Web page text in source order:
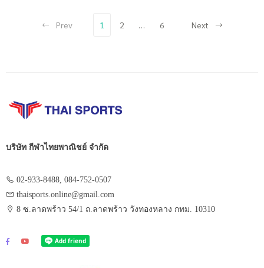
Prev 1 2 … 6 Next
บริษัท กีฬาไทยพาณิชย์ จำกัด
02-933-8488, 084-752-0507
thaisports.online@gmail.com
8 ซ.ลาดพร้าว 54/1 ถ.ลาดพร้าว วังทองหลาง กทม. 10310